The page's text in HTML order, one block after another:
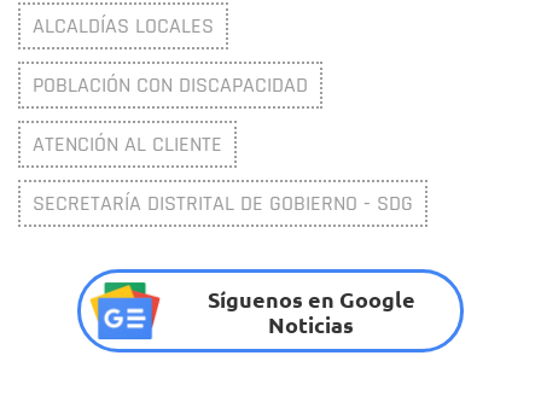
ALCALDÍAS LOCALES
POBLACIÓN CON DISCAPACIDAD
ATENCIÓN AL CLIENTE
SECRETARÍA DISTRITAL DE GOBIERNO - SDG
Síguenos en Google
Noticias